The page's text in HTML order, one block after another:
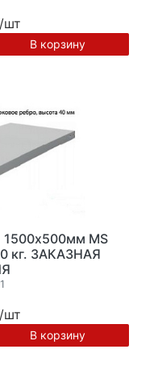
/шт
В корзину
MS
кг. ЗАКАЗНАЯ
/шт
В корзину